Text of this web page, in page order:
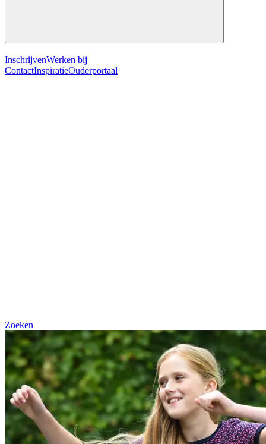
InschrijvenWerken bij
ContactInspiratieOuderportaal
Zoeken